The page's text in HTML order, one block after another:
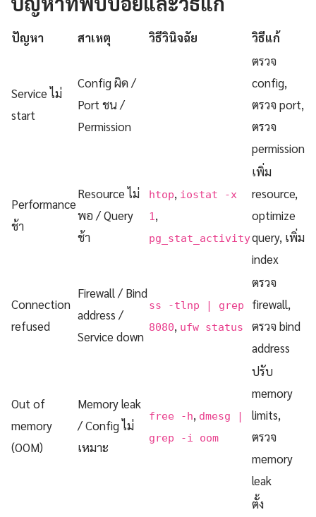
ปัญหา สาเหตุ วิธีวินิจฉัย วิธีแก้
Service ไม่
start
Config ผิด /
Port ชน /
Permission
ตรวจ
config,
ตรวจ port,
ตรวจ
permission
Performance
ช้า
Resource ไม่
พอ / Query
ช้า
htop, iostat -x
1 ,
pg_stat_activity
เพิ่ม
resource,
optimize
query, เพิ่ม
index
Connection
refused
Firewall / Bind
address /
Service down
ss -tlnp | grep
8080, ufw status
ตรวจ
firewall,
ตรวจ bind
address
Out of
memory
(OOM)
Memory leak
/ Config ไม่
เหมาะ
free -h, dmesg |
grep -i oom
ปรับ
memory
limits,
ตรวจ
memory
leak
ตั้ง